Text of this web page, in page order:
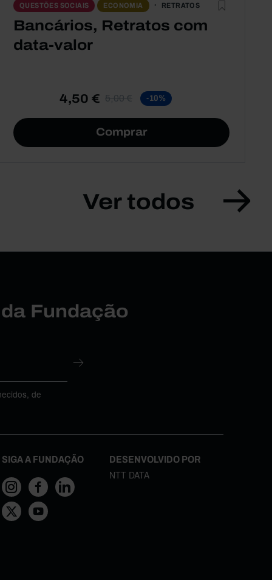
QUESTÕES SOCIAIS ECONOMIA RETRATOS
Bancários, Retratos com
data-valor
4,50 € 5,00 € -10%
Comprar
Ver todos
Fundação
de
SIGA A FUNDAÇÃO DESENVOLVIDO POR
NTT DATA